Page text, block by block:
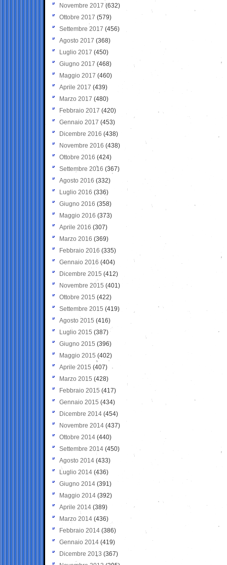
Novembre 2017 (632)
Ottobre 2017 (579)
Settembre 2017 (456)
Agosto 2017 (368)
Luglio 2017 (450)
Giugno 2017 (468)
Maggio 2017 (460)
Aprile 2017 (439)
Marzo 2017 (480)
Febbraio 2017 (420)
Gennaio 2017 (453)
Dicembre 2016 (438)
Novembre 2016 (438)
Ottobre 2016 (424)
Settembre 2016 (367)
Agosto 2016 (332)
Luglio 2016 (336)
Giugno 2016 (358)
Maggio 2016 (373)
Aprile 2016 (307)
Marzo 2016 (369)
Febbraio 2016 (335)
Gennaio 2016 (404)
Dicembre 2015 (412)
Novembre 2015 (401)
Ottobre 2015 (422)
Settembre 2015 (419)
Agosto 2015 (416)
Luglio 2015 (387)
Giugno 2015 (396)
Maggio 2015 (402)
Aprile 2015 (407)
Marzo 2015 (428)
Febbraio 2015 (417)
Gennaio 2015 (434)
Dicembre 2014 (454)
Novembre 2014 (437)
Ottobre 2014 (440)
Settembre 2014 (450)
Agosto 2014 (433)
Luglio 2014 (436)
Giugno 2014 (391)
Maggio 2014 (392)
Aprile 2014 (389)
Marzo 2014 (436)
Febbraio 2014 (386)
Gennaio 2014 (419)
Dicembre 2013 (367)